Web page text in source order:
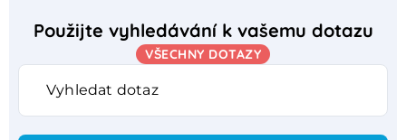
Použijte vyhledávání k vašemu dotazu
VŠECHNY DOTAZY